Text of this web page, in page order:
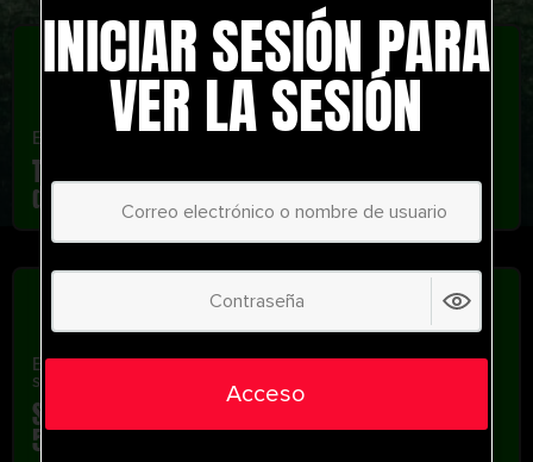
Ejercicios de profesionales
Transición de John Carver desde la
defensa: Actividad 5v5+3
Ejercicios de profesionales,Recientemente añadido,última
sesión
Sergio Raimundo Throw In Solutions GK +
5v5 Activity
INICIAR SESIÓN PARA
VER LA SESIÓN
Acceso